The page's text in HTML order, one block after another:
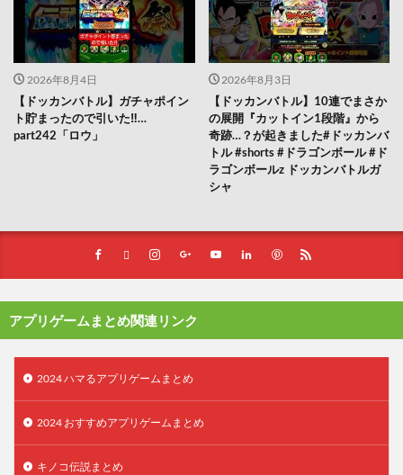
2026年8月4日
【ドッカンバトル】ガチャポイン
ト貯まったので引いた‼︎…
part242「ロウ」
2026年8月3日
【ドッカンバトル】10連でまさか
の展開『カットイン1段階』から
奇跡…？が起きました#ドッカンバ
トル #shorts #ドラゴンボール #ド
ラゴンボールz ドッカンバトルガ
シャ
アプリゲームまとめ関連リンク
2024 ハマるアプリゲームまとめ
2024 おすすめアプリゲームまとめ
キノコ伝説まとめ